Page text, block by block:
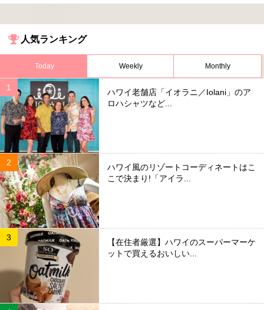
人気ランキング
Today Weekly Monthly
ハワイ老舗店「イオラニ／Iolani」のア
ロハシャツなど...
ハワイ風のリゾートコーディネートはこ
こで決まり!「アイラ...
【在住者厳選】ハワイのスーパーマーケ
ットで買えるおいしい...